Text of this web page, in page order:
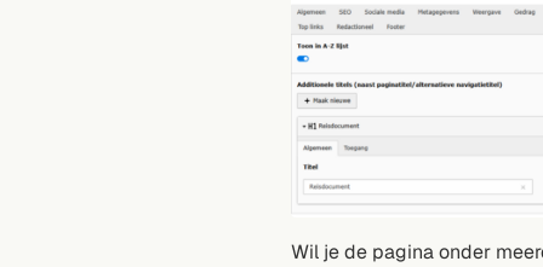
Wil je de pagina onder